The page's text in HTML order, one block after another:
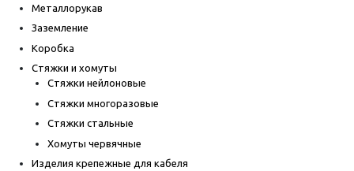
Металлорукав
Заземление
Коробка
Стяжки и хомуты
Стяжки нейлоновые
Стяжки многоразовые
Стяжки стальные
Хомуты червячные
Изделия крепежные для кабеля